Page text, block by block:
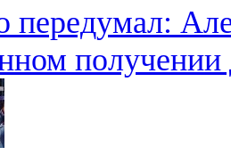
передумал:
получении